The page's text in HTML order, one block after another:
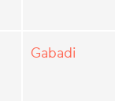
Gabadi